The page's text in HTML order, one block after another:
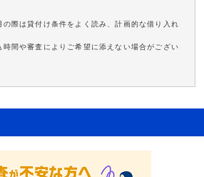
際は貸付け条件をよく読み、計画的な借り入れ
間や審査によりご希望に添えない場合がござい